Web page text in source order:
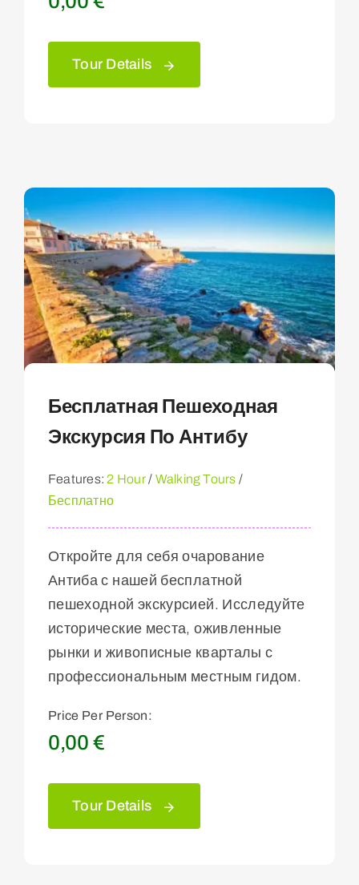
Tour Details
Бесплатная Пешеходная
Экскурсия По Антибу
Features: 2 Hour/ Walking Tours /
Бесплатно
Откройте для себя очарование
Антиба с нашей бесплатной
пешеходной экскурсией. Исследуйте
исторические места, оживленные
рынки и живописные кварталы с
профессиональным местным гидом.
Price Per Person:
0,00 €
Tour Details